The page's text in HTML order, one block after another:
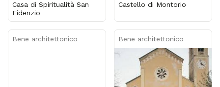
Casa di Spiritualità San
Fidenzio
Castello di Montorio
Bene architettonico Bene architettonico